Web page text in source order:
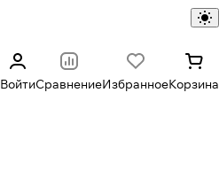
ВойтиСравнениеИзбранноеКорзина